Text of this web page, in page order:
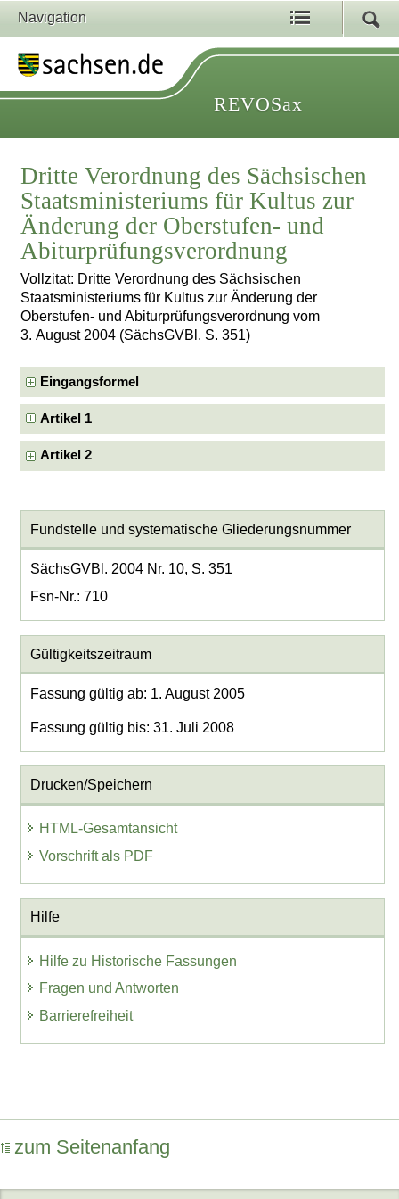
Navigation
REVOSax
Dritte Verordnung des Sächsischen
Staatsministeriums für Kultus zur
Änderung der Oberstufen- und
Abiturprüfungsverordnung
Vollzitat: Dritte Verordnung des Sächsischen
Staatsministeriums für Kultus zur Änderung der
Oberstufen- und Abiturprüfungsverordnung vom
3. August 2004 (SächsGVBl. S. 351)
Eingangsformel
Artikel 1
Artikel 2
Fundstelle und systematische Gliederungsnummer
SächsGVBl. 2004 Nr. 10, S. 351
Fsn-Nr.: 710
Gültigkeitszeitraum
Fassung gültig ab: 1. August 2005
Fassung gültig bis: 31. Juli 2008
Drucken/Speichern
HTML-Gesamtansicht
Vorschrift als PDF
Hilfe
Hilfe zu Historische Fassungen
Fragen und Antworten
Barrierefreiheit
zum Seitenanfang